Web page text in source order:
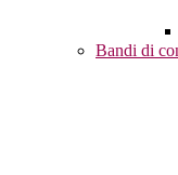
Bandi di